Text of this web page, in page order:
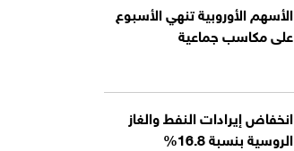
الأسهم الأوروبية تنهي الأسبوع
على مكاسب جماعية
انخفاض إيرادات النفط والغاز
الروسية بنسبة 16.8%